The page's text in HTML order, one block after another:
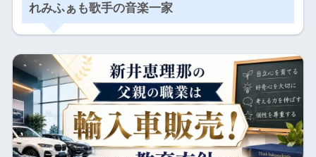
れみふぁも歌手の音楽一家